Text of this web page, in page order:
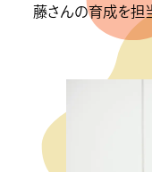
藤さんの育成を担